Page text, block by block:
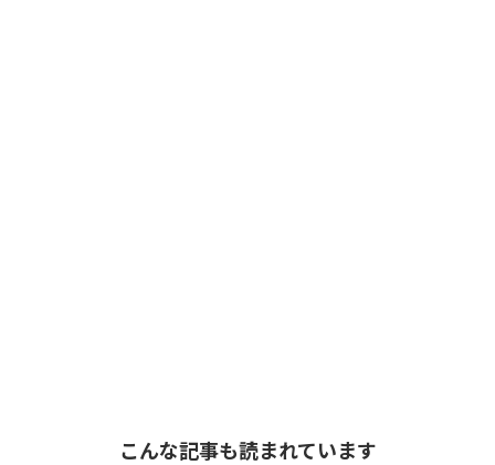
こんな記事も読まれています